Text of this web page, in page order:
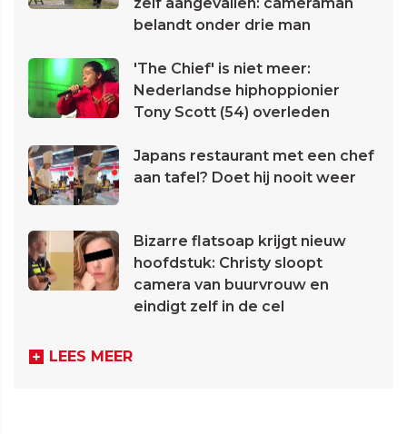
belandt onder drie man
'The Chief' is niet meer:
Nederlandse hiphoppionier
Tony Scott (54) overleden
Japans restaurant met een chef
aan tafel? Doet hij nooit weer
Bizarre flatsoap krijgt nieuw
hoofdstuk: Christy sloopt
camera van buurvrouw en
eindigt zelf in de cel
LEES MEER